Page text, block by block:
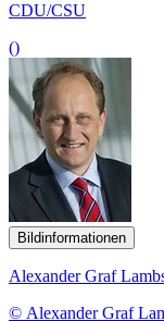
CDU/CSU
()
Bildinformationen
Alexander Graf
© Alexander Graf